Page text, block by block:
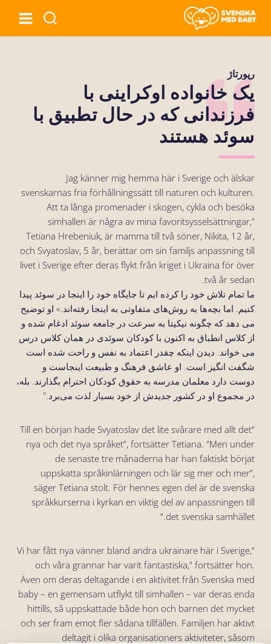
رپورتاژ
یک خانواده اوکراینی با
فرزندانی که در حال تطبیق با
سوئد هستند
Jag känner mig hemma här i Sverige och älskar
svenskarnas fria förhållningssätt till naturen och kulturen.
Att ta långa promenader i skogen, cykla och besöka
simhallen är några av mina favoritsysselsättningar,”
Tetiana Hrebeniuk, är mamma till två söner, Nikita, 12 år,
och Svyatoslav, 5 år, berättar om sin familjs anpassning till
livet i Sverige efter deras flykt från kriget i Ukraina för över
två år sedan.
ما تمام تلاش خود را کرده ایم تا جایگاه خود را اینجا در سوئد پیدا
کنیم. اما بچه‌ها به روش‌های متفاوتی به اینجا رفته‌اند.» او توضیح
می دهد که چگونه نیکیتا به سرعت در جامعه سوئد ادغام شده و
از کلاس انطباق به اکنون با کودکان سوئدی در همان کلاس درس
می خواند. دیدن اینکه چقدر اعتماد به نفس و راحت شده است
شگفت انگیز است. او عاشق فرهنگ و طبیعت اینجاست و
دوست دارد معلمان مدرسه به حقوق کودکان احترام بگذارند. بله،
در مجموع او در کشور جدیدش از خود بسیار لذت می‌برد."
”Till en början hade Svyatoslav det lite svårare med allt det
nya och det nya språket”, fortsätter Tetiana. ”Men under
de senaste tre månaderna har han faktiskt börjat
uppskatta språkinlärningen och lär sig mer och mer”,
säger Tetiana stolt. För hennes egen del är de svenska
språkkurserna i kyrkan en viktig del av anpassningen till
det svenska samhället.”
”Vi har fått nya vänner bland andra ukrainare här i Sverige,
och våra grannar har varit fantastiska,” fortsätter hon.
Även om deras deltagande i en aktivitet från Svenska med
baby – en gemensam utflykt till simhallen – var deras enda
hittills, så uppskattade både hon och barnen det mycket
och ser fram emot fler sådana tillfällen. Familjen har aktivt
deltagit i olika organisationers aktiviteter, såsom